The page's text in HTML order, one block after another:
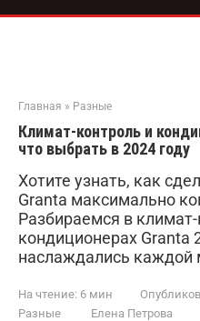
Главная » Разные
Климат-контроль и
что выбрать в 2024 году
Хотите узнать, как
Granta максимально
Разбираемся в
кондиционерах Granta
наслаждались каждой
На чтение: 6 мин
Разные
Елена Петрова